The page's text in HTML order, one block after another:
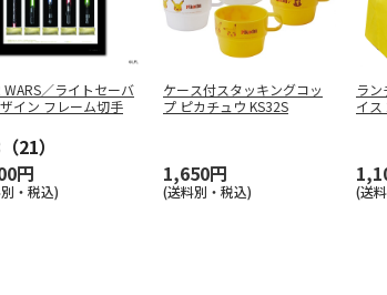
WARS／ライトセーバ
イン フレーム切手
（21）
円
・税込)
ケース付スタッキングコッ
プ ピカチュウ KS32S
1,650円
(送料別・税込)
ラ
イス
(送